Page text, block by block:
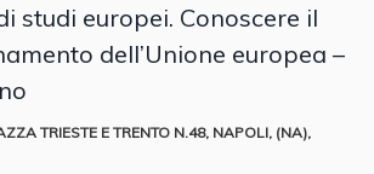
studi europei. Conoscere il
dell’Unione europea –
TRIESTE E TRENTO N.48, NAPOLI, (NA),